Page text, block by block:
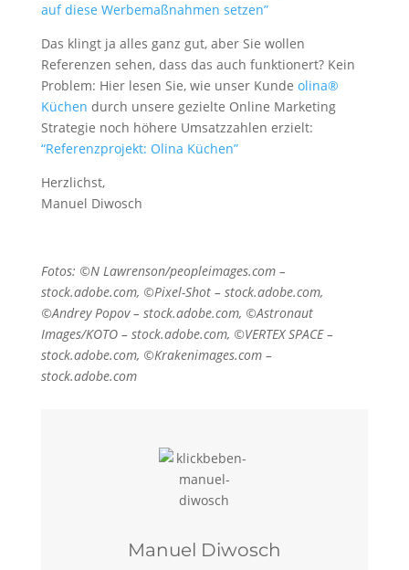
auf diese Werbemaßnahmen setzen”
Das klingt ja alles ganz gut, aber Sie wollen
Referenzen sehen, dass das auch funktionert? Kein
Problem: Hier lesen Sie, wie unser Kunde olina®
Küchen durch unsere gezielte Online Marketing
Strategie noch höhere Umsatzzahlen erzielt:
“Referenzprojekt: Olina Küchen”
Herzlichst,
Manuel Diwosch
Fotos: ©N Lawrenson/peopleimages.com –
stock.adobe.com, ©Pixel-Shot – stock.adobe.com,
©Andrey Popov – stock.adobe.com, ©Astronaut
Images/KOTO – stock.adobe.com, ©VERTEX SPACE –
stock.adobe.com, ©Krakenimages.com –
stock.adobe.com
Manuel Diwosch